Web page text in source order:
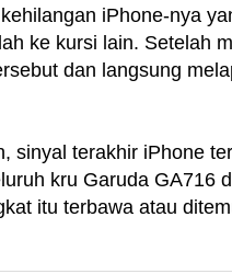
iPhone-nya
ke kursi lain. Setelah
dan langsung
sinyal terakhir iPhone
kru Garuda GA716
itu terbawa atau